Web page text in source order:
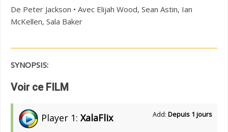
De Peter Jackson • Avec Elijah Wood, Sean Astin, Ian
McKellen, Sala Baker
SYNOPSIS:
Voir ce FILM
Player 1: XalaFlix Add: Depuis 1 jours